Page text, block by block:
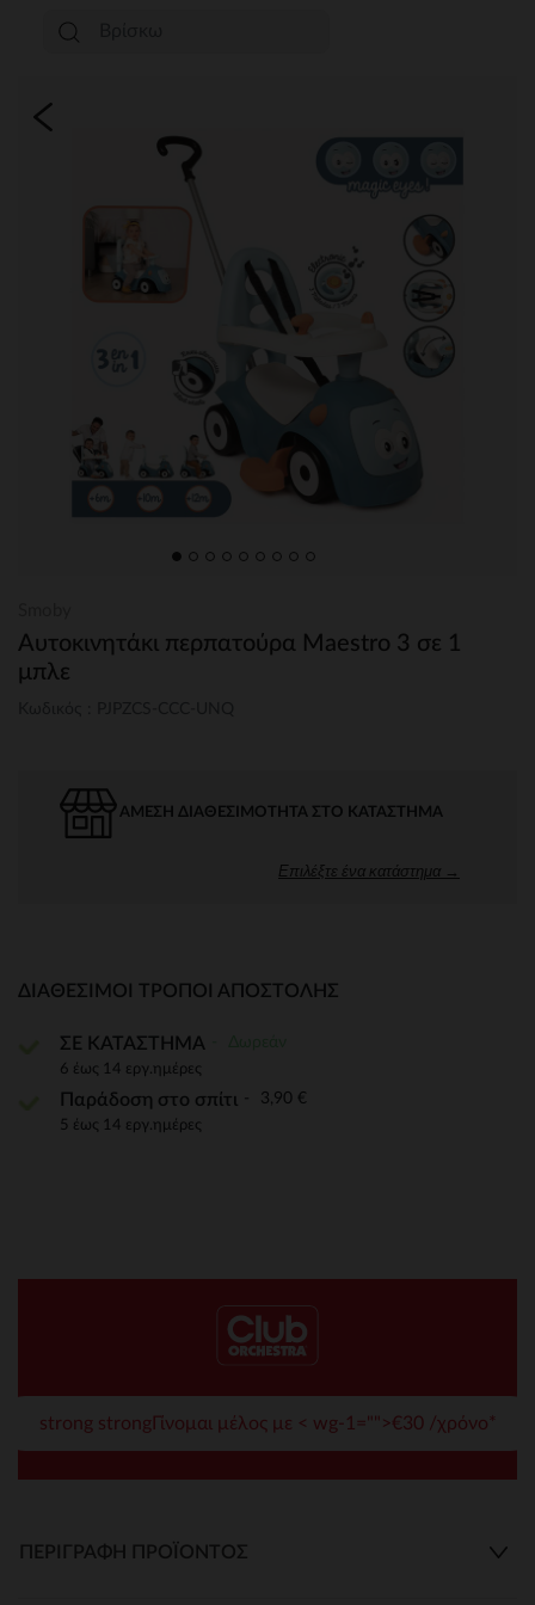
Αυτοκινητάκι περπατούρα Maestro 3 σε 1
μπλε
ΆΜΕΣΗ ΔΙΑΘΕΣΙΜΌΤΗΤΑ ΣΤΟ ΚΑΤΆΣΤΗΜΑ
Επιλέξτε ένα κατάστημα →
ΔΙΑΘΈΣΙΜΟΙ ΤΡΌΠΟΙ ΑΠΟΣΤΟΛΉΣ
ΣΕ ΚΑΤΑΣΤΗΜΑ
6 έως 14 εργ.ημέρες
Παράδοση στο σπίτι 3,90 €
5 έως 14 εργ.ημέρες
strong strongΓίνομαι μέλος με < wg-1="">€30 /χρόνο*
ΠΕΡΙΓΡΑΦΉ ΠΡΟΪΌΝΤΟΣ